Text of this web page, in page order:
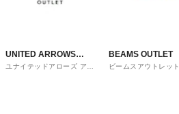
UNITED ARROWS
OUTLET
ユナイテッドアローズ アウ
BEAMS OUTLET
ビームスアウトレット